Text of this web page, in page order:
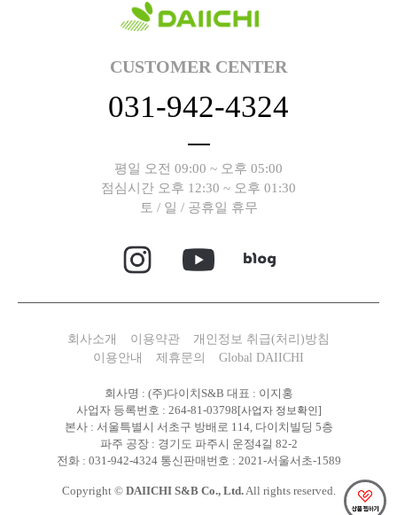
CUSTOMER CENTER
031-942-4324
평일 오전 09:00 ~ 오후 05:00
점심시간 오후 12:30 ~ 오후 01:30
토 / 일 / 공휴일 휴무
회사소개 이용약관
개인정보 취급(처리)방침
이용안내
제휴문의 Global DAIICHI
회사명 : (주)다이치S&B 대표 : 이지홍
사업자 등록번호 : 264-81-03798[사업자 정보확인]
본사 : 서울특별시 서초구 방배로 114, 다이치빌딩 5층
파주 공장 : 경기도 파주시 운정4길 82-2
전화 : 031-942-4324 통신판매번호 : 2021-서울서초-1589
Copyright © DAIICHI S&B Co., Ltd.All rights reserved.